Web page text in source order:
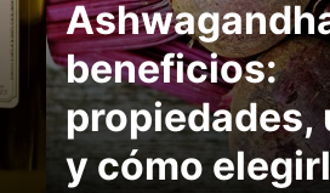
beneficios:
propiedades,
y cómo